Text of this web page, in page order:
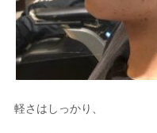
軽さはしっかり、